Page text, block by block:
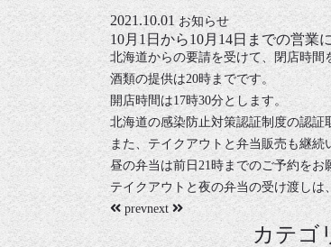
2021.10.01 お知らせ
10月1日から10月14日までの営業
北海道からの要請を受けて、閉店時間
酒類の提供は20時までです。
開店時間は17時30分とします。
北海道の感染防止対策認証制度の認証
また、テイクアウトと弁当販売も継続
昼の弁当は前日21時までのご予約をお
テイクアウトと夜の弁当の受け渡しは
prevnext
カテゴ